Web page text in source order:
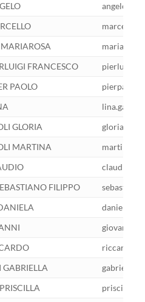
MARIAROSA
FRANCESCO
PAOLO
GLORIA
MARTINA
FILIPPO
GABRIELLA